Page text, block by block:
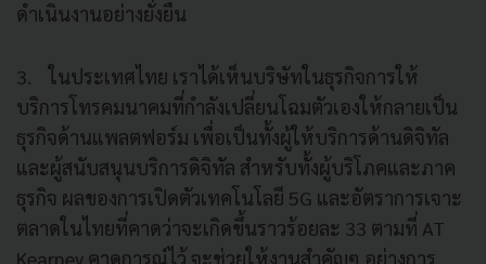
ดำเนินงานอย่างยั่งยืน
3. ในประเทศไทย เราได้เห็นบริษัทในธุรกิจการให้
บริการโทรคมนาคมที่กำลังเปลี่ยนโฉมตัวเองให้กลายเป็น
ธุรกิจด้านแพลตฟอร์ม เพื่อเป็นทั้งผู้ให้บริการด้านดิจิทัล
และผู้สนับสนุนบริการดิจิทัล สำหรับทั้งผู้บริโภคและภาค
ธุรกิจ ผลของการเปิดตัวเทคโนโลยี 5G และอัตราการเจาะ
ตลาดในไทยที่คาดว่าจะเกิดขึ้นราวร้อยละ 33 ตามที่ AT
Kearney คาดการณ์ไว้ จะช่วยให้งานสำคัญๆ อย่างการ